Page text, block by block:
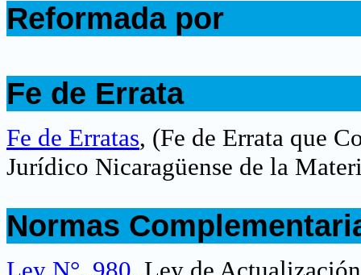
Reformada por
Fe de Errata
Fe de Erratas, (Fe de Errata que
Jurídico Nicaragüense de la
Normas